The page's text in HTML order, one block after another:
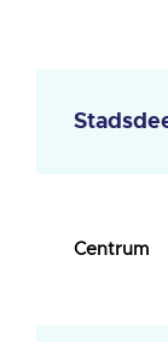
Centrum